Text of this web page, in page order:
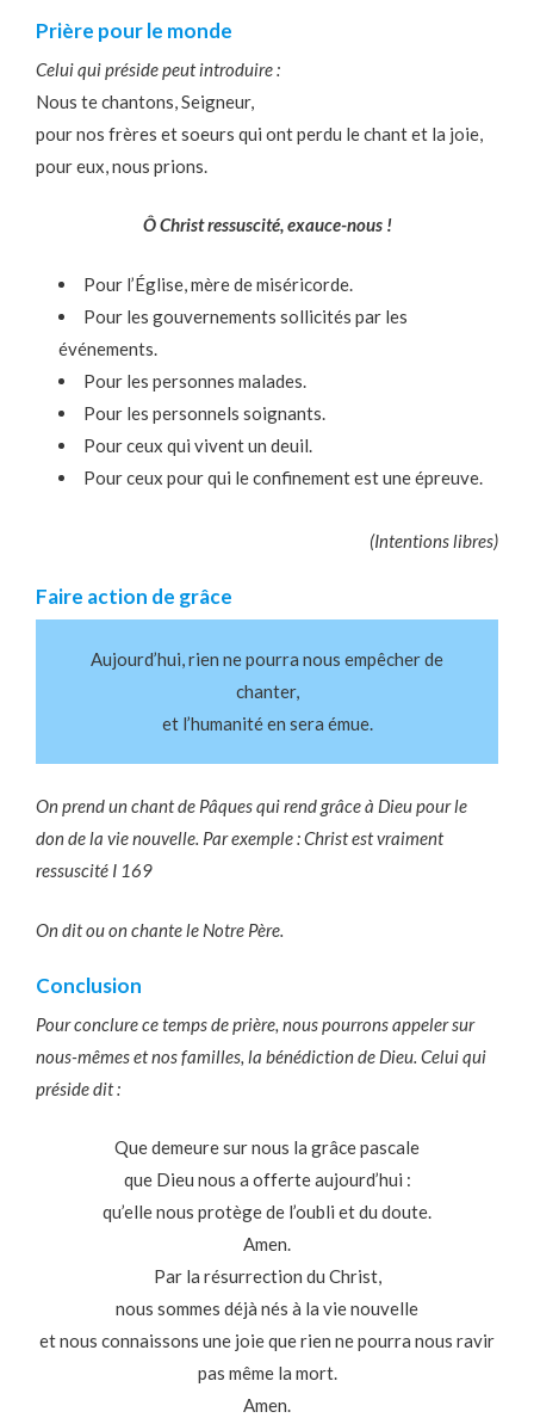
Prière pour le monde
Celui qui préside peut introduire :
Nous te chantons, Seigneur,
pour nos frères et soeurs qui ont perdu le chant et la joie,
pour eux, nous prions.
Ô Christ ressuscité, exauce-nous !
Pour l’Église, mère de miséricorde.
Pour les gouvernements sollicités par les
événements.
Pour les personnes malades.
Pour les personnels soignants.
Pour ceux qui vivent un deuil.
Pour ceux pour qui le confinement est une épreuve.
(Intentions libres)
Faire action de grâce
Aujourd’hui, rien ne pourra nous empêcher de
chanter,
et l’humanité en sera émue.
On prend un chant de Pâques qui rend grâce à Dieu pour le
don de la vie nouvelle. Par exemple : Christ est vraiment
ressuscité I 169
On dit ou on chante le Notre Père.
Conclusion
Pour conclure ce temps de prière, nous pourrons appeler sur
nous-mêmes et nos familles, la bénédiction de Dieu. Celui qui
préside dit :
Que demeure sur nous la grâce pascale
que Dieu nous a offerte aujourd’hui :
qu’elle nous protège de l’oubli et du doute.
Amen.
Par la résurrection du Christ,
nous sommes déjà nés à la vie nouvelle
et nous connaissons une joie que rien ne pourra nous ravir
pas même la mort.
Amen.